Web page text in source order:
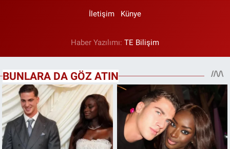
İletişim Künye
Haber Yazılımı: TE Bilişim